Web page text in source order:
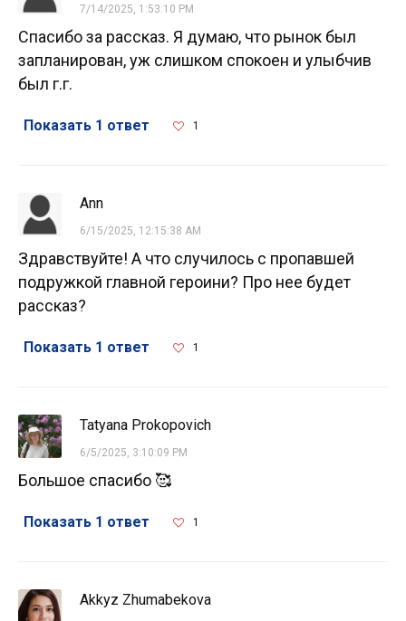
7/14/2025, 1:53:10 PM
Спасибо за рассказ. Я думаю, что рынок был
запланирован, уж слишком спокоен и улыбчив
был г.г.
Показать 1 ответ 1
Ann
6/15/2025, 12:15:38 AM
Здравствуйте! А что случилось с пропавшей
подружкой главной героини? Про нее будет
рассказ?
Показать 1 ответ 1
Tatyana Prokopovich
6/5/2025, 3:10:09 PM
Большое спасибо 🥰
Показать 1 ответ 1
Akkyz Zhumabekova